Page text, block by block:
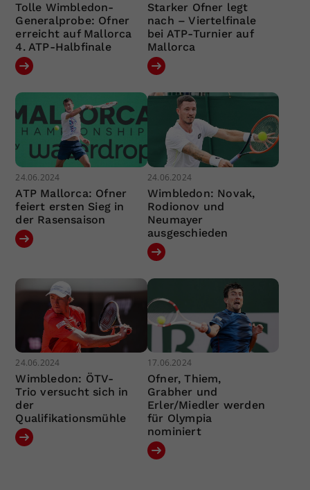
Tolle Wimbledon-
Generalprobe: Ofner
erreicht auf Mallorca
4. ATP-Halbfinale
Starker Ofner legt
nach – Viertelfinale
bei ATP-Turnier auf
Mallorca
24.06.2024
ATP Mallorca: Ofner
feiert ersten Sieg in
der Rasensaison
24.06.2024
Wimbledon: Novak,
Rodionov und
Neumayer
ausgeschieden
24.06.2024
Wimbledon: ÖTV-
Trio versucht sich in
der
Qualifikationsmühle
17.06.2024
Ofner, Thiem,
Grabher und
Erler/Miedler werden
für Olympia
nominiert